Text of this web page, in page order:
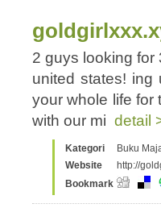
2 guys looking for
united states!
your whole life for
with our mi detail
Kategori
Buku
Website
http://
Bookmark